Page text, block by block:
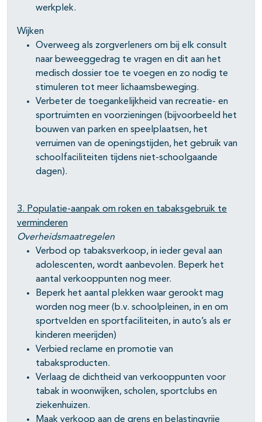
werkplek.
Wijken
Overweeg als zorgverleners om bij elk consult
naar beweeggedrag te vragen en dit aan het
medisch dossier toe te voegen en zo nodig te
stimuleren tot meer lichaamsbeweging.
Verbeter de toegankelijkheid van recreatie- en
sportruimten en voorzieningen (bijvoorbeeld het
bouwen van parken en speelplaatsen, het
verruimen van de openingstijden, het gebruik van
schoolfaciliteiten tijdens niet-schoolgaande
dagen).
3. Populatie-aanpak om roken en tabaksgebruik te
verminderen
Overheidsmaatregelen
Verbod op tabaksverkoop, in ieder geval aan
adolescenten, wordt aanbevolen. Beperk het
aantal verkooppunten nog meer.
Beperk het aantal plekken waar gerookt mag
worden nog meer (b.v. schoolpleinen, in en om
sportvelden en sportfaciliteiten, in auto’s als er
kinderen meerijden)
Verbied reclame en promotie van
tabaksproducten.
Verlaag de dichtheid van verkooppunten voor
tabak in woonwijken, scholen, sportclubs en
ziekenhuizen.
Maak verkoop aan de grens en belastingvrije